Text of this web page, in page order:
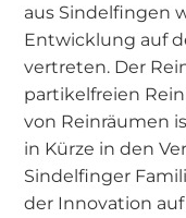
aus Sindelfingen
Entwicklung auf
vertreten. Der
partikelfreien
von Reinräumen
in Kürze in den
Sindelfinger
der Innovation